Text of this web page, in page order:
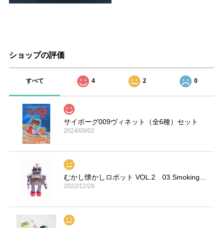
ショップの評価
すべて 4 2 0
サイボーグ009ヴィネット（全6種）セット
2024/09/02
むかし懐かしロボット VOL.2 03.Smoking Space Man
2022/12/28